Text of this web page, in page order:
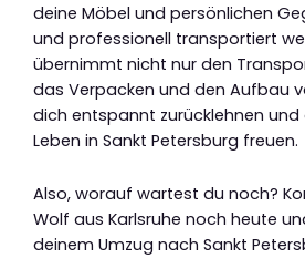
deine Möbel und persönlichen
und professionell transportiert
übernimmt nicht nur den
das Verpacken und den Aufbau
dich entspannt zurücklehnen
Leben in Sankt Petersburg freuen.
Also, worauf wartest du noch?
Wolf aus Karlsruhe noch heute
deinem Umzug nach Sankt